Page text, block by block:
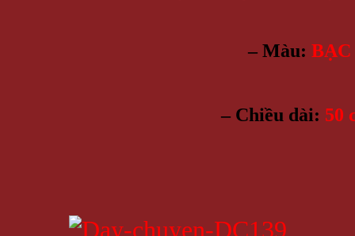
– Màu: BẠC
– Chiều dài: 50